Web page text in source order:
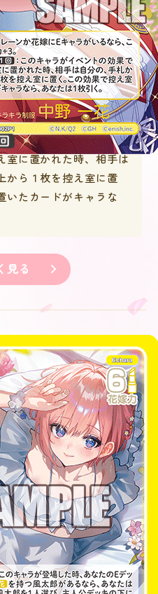
野 一花
か花嫁にEキャラがい
力＋３。
：このキャラがイベン
室に置かれた時、相手は
から１枚を控え室に置
いたカードがキャラな
見る